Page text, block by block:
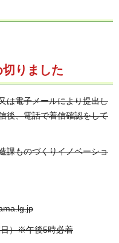
りました
は電子メールにより提出し
後、電話で着信確認をして
課ものづくりイノベーショ
）※午後5時必着